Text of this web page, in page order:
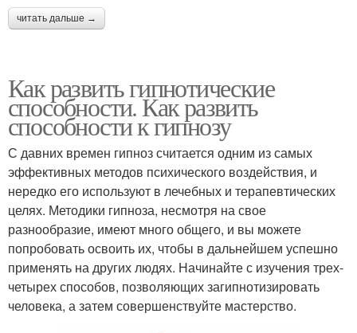
читать дальше →
Как развить гипнотические
способности. Как развить
способности к гипнозу
С давних времен гипноз считается одним из самых
эффективных методов психического воздействия, и
нередко его используют в лечебных и терапевтических
целях. Методики гипноза, несмотря на свое
разнообразие, имеют много общего, и вы можете
попробовать освоить их, чтобы в дальнейшем успешно
применять на других людях. Начинайте с изучения трех-
четырех способов, позволяющих загипнотизировать
человека, а затем совершенствуйте мастерство.